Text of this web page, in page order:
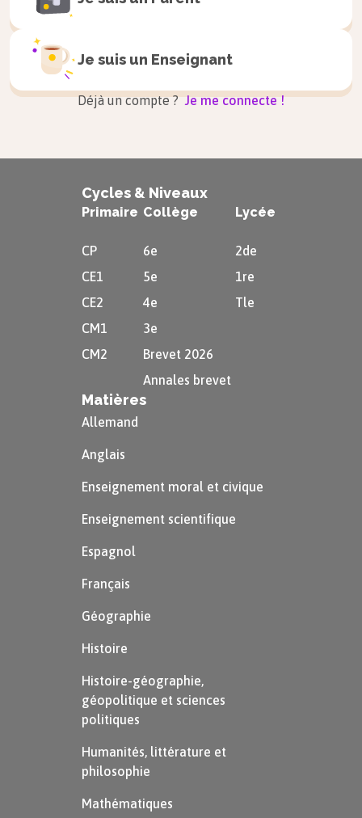
Je suis un Enseignant
Déjà un compte ? Je me connecte !
Cycles & Niveaux
Primaire
CP
CE1
CE2
CM1
CM2
Collège
6e
5e
4e
3e
Brevet 2026
Annales brevet
Lycée
2de
1re
Tle
Matières
Allemand
Anglais
Enseignement moral et civique
Enseignement scientifique
Espagnol
Français
Géographie
Histoire
Histoire-géographie,
géopolitique et sciences
politiques
Humanités, littérature et
philosophie
Mathématiques